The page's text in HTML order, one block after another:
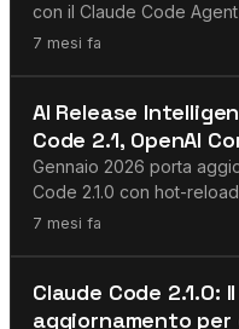
con il Claude Code
principianti include
7 mesi fa
MCP
AI Release
Code 2.1, OpenAI
Gemini 3 - Cosa
sviluppatori adesso
Gennaio 2026 porta
Code 2.1.0 con hot-
Connectors e Agent
7 mesi fa
MCP
Claude Code 2.1.0:
aggiornamento